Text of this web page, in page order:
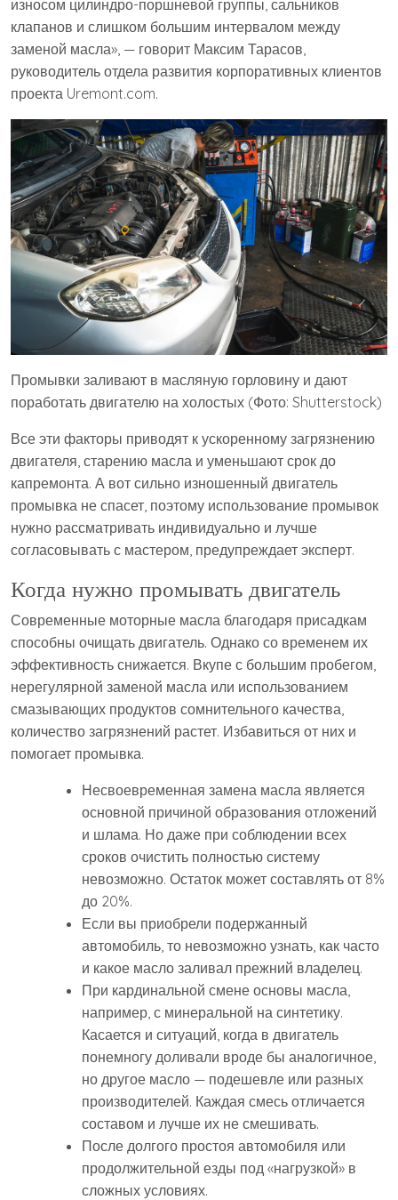
износом цилиндро-поршневой группы, сальников
клапанов и слишком большим интервалом между
заменой масла», — говорит Максим Тарасов,
руководитель отдела развития корпоративных клиентов
проекта Uremont.com.
Промывки заливают в масляную горловину и дают
поработать двигателю на холостых (Фото: Shutterstock)
Все эти факторы приводят к ускоренному загрязнению
двигателя, старению масла и уменьшают срок до
капремонта. А вот сильно изношенный двигатель
промывка не спасет, поэтому использование промывок
нужно рассматривать индивидуально и лучше
согласовывать с мастером, предупреждает эксперт.
Когда нужно промывать двигатель
Современные моторные масла благодаря присадкам
способны очищать двигатель. Однако со временем их
эффективность снижается. Вкупе с большим пробегом,
нерегулярной заменой масла или использованием
смазывающих продуктов сомнительного качества,
количество загрязнений растет. Избавиться от них и
помогает промывка.
Несвоевременная замена масла является
основной причиной образования отложений
и шлама. Но даже при соблюдении всех
сроков очистить полностью систему
невозможно. Остаток может составлять от 8%
до 20%.
Если вы приобрели подержанный
автомобиль, то невозможно узнать, как часто
и какое масло заливал прежний владелец.
При кардинальной смене основы масла,
например, с минеральной на синтетику.
Касается и ситуаций, когда в двигатель
понемногу доливали вроде бы аналогичное,
но другое масло — подешевле или разных
производителей. Каждая смесь отличается
составом и лучше их не смешивать.
После долгого простоя автомобиля или
продолжительной езды под «нагрузкой» в
сложных условиях.